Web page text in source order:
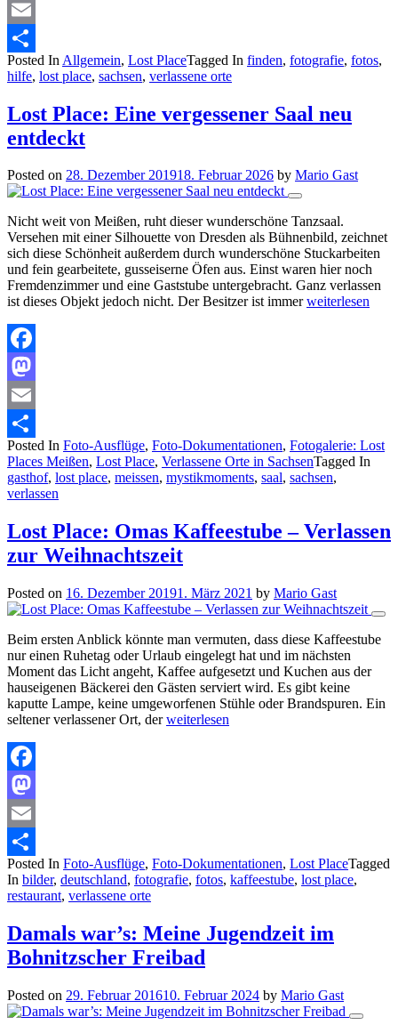
Mastodon
Email
Teilen
Posted In Allgemein, Lost PlaceTagged In finden, fotografie, fotos,
hilfe, lost place, sachsen, verlassene orte
Lost Place: Eine vergessener Saal neu
entdeckt
Posted on 28. Dezember 201918. Februar 2026 by Mario Gast
Nicht weit von Meißen, ruht dieser wunderschöne Tanzsaal.
Versehen mit einer Silhouette von Dresden als Bühnenbild, zeichnet
sich diese Schönheit außerdem durch wunderschöne Stuckarbeiten
und fein gearbeitete, gusseiserne Öfen aus. Einst waren hier noch
Fremdenzimmer und eine Gaststube untergebracht. Ganz verlassen
ist dieses Objekt jedoch nicht. Der Besitzer ist immerweiterlesen
Facebook
Mastodon
Email
Teilen
Posted In Foto-Ausflüge, Foto-Dokumentationen, Fotogalerie: Lost
Places Meißen, Lost Place, Verlassene Orte in SachsenTagged In
gasthof, lost place, meissen, mystikmoments, saal, sachsen,
verlassen
Lost Place: Omas Kaffeestube – Verlassen
zur Weihnachtszeit
Posted on 16. Dezember 20191. März 2021 by Mario Gast
Beim ersten Anblick könnte man vermuten, dass diese Kaffeestube
nur einen Ruhetag oder Urlaub eingelegt hat und im nächsten
Moment das Licht angeht, Kaffee aufgesetzt und Kuchen aus der
hauseigenen Bäckerei den Gästen serviert wird. Es gibt keine
kaputte Lampe, keine umgeworfenen Stühle oder Brandspuren. Ein
seltener verlassener Ort, derweiterlesen
Facebook
Mastodon
Email
Teilen
Posted In Foto-Ausflüge, Foto-Dokumentationen, Lost PlaceTagged
In bilder, deutschland, fotografie, fotos, kaffeestube, lost place,
restaurant, verlassene orte
Damals war’s: Meine Jugendzeit im
Bohnitzscher Freibad
Posted on 29. Februar 201610. Februar 2024 by Mario Gast